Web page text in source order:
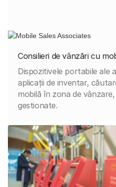
Consilieri de vânzări cu
Dispozitivele portabile ale
aplicații de inventar,
mobilă în zona de
gestionate.